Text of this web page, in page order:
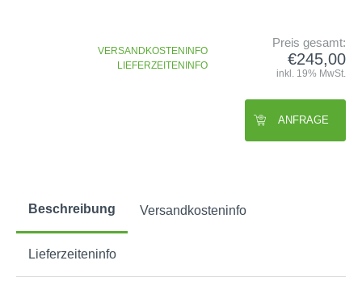
VERSANDKOSTENINFO
LIEFERZEITENINFO
Preis gesamt:
€245,00
inkl. 19% MwSt.
ANFRAGE
Beschreibung Versandkosteninfo
Lieferzeiteninfo